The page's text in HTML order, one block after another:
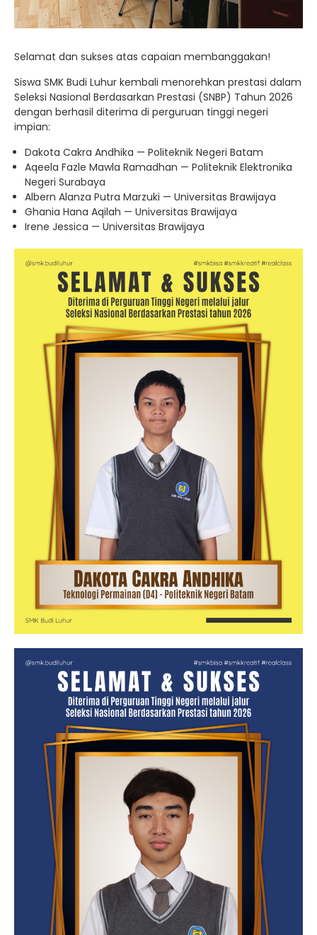
Selamat dan sukses atas capaian membanggakan!
Siswa SMK Budi Luhur kembali menorehkan prestasi dalam
Seleksi Nasional Berdasarkan Prestasi (SNBP) Tahun 2026
dengan berhasil diterima di perguruan tinggi negeri
impian:
Dakota Cakra Andhika — Politeknik Negeri Batam
Aqeela Fazle Mawla Ramadhan — Politeknik Elektronika
Negeri Surabaya
Albern Alanza Putra Marzuki — Universitas Brawijaya
Ghania Hana Aqilah — Universitas Brawijaya
Irene Jessica — Universitas Brawijaya